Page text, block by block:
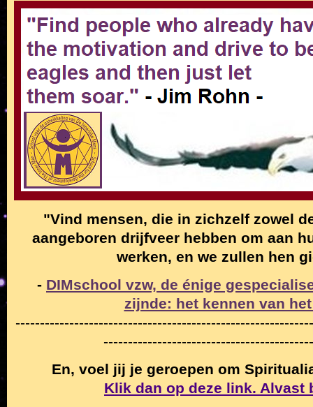
"Vind mensen, die in zichzelf zowel
aangeboren drijfveer hebben om aan
werken, en we zullen hen
- DIMschool vzw, de énige
zijnde: het kennen van
En, voel jij je geroepen om
Klik dan op deze link. Alvast